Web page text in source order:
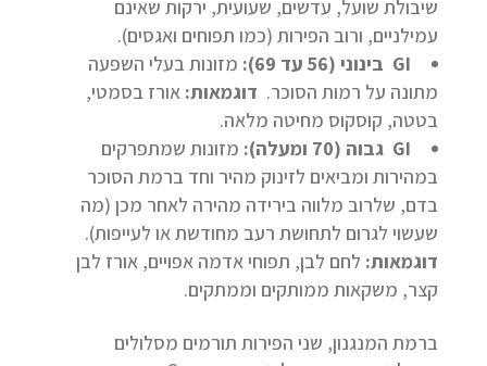
שיבולת שועל, עדשים, שעועית, ירקות שאינם
עמילניים, ורוב הפירות (כמו תפוחים ואגסים).
GI בינוני (56 עד 69) : מזונות בעלי השפעה
מתונה על רמות הסוכר. דוגמאות: אורז בסמטי,
בטטה, קוסקוס מחיטה מלאה.
GI גבוה (70 ומעלה) : מזונות שמתפרקים
במהירות ומביאים לזינוק מהיר וחד ברמת הסוכר
בדם, שלרוב מלווה בירידה מהירה לאחר מכן (מה
שעשוי לגרום לתחושת רעב מחודשת או לעייפות).
דוגמאות: לחם לבן, תפוחי אדמה אפויים, אורז לבן
קצר, משקאות ממותקים וממתקים.
ברמת המנגנון, שני הפירות תורמים מסלולים